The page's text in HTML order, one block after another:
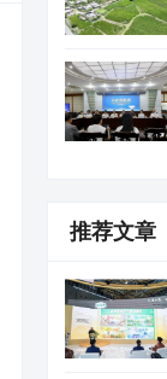
推荐文章